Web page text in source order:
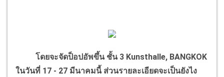
โดยจะจัดป็อปอัพขึ้น ชั้น 3 Kunsthalle, BANGKOK
ในวันที่ 17 - 27 มีนาคมนี้ ส่วนรายละเอียดจะเป็นยังไง